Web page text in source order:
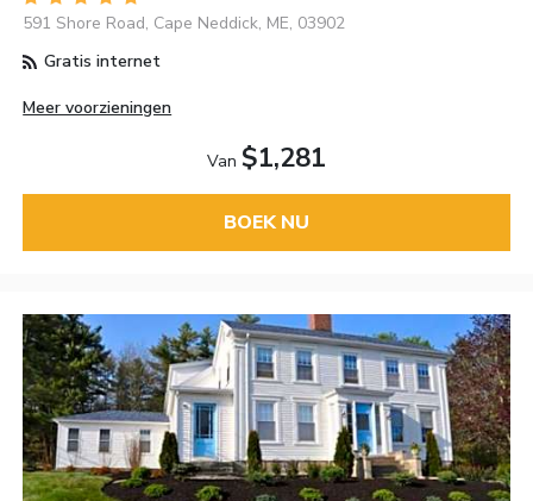
591 Shore Road, Cape Neddick, ME, 03902
Gratis internet
Meer voorzieningen
Van $1,281
BOEK NU